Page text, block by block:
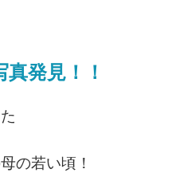
発見！！
の若い頃！